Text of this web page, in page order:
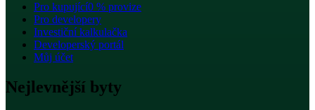
Pro kupující0 % provize
Pro developery
Investiční kalkulačka
Developerský portál
Můj účet
Nejlevnější byty